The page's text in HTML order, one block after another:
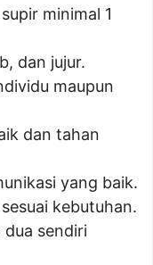
minimal 1
dan jujur.
maupun
dan tahan
yang baik.
kebutuhan.
dua sendiri